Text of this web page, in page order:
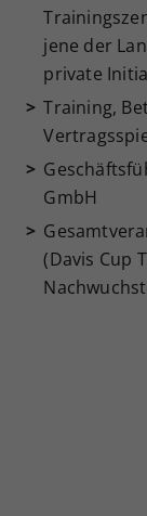
jene der
private
Training,
GmbH
(Davis Cup